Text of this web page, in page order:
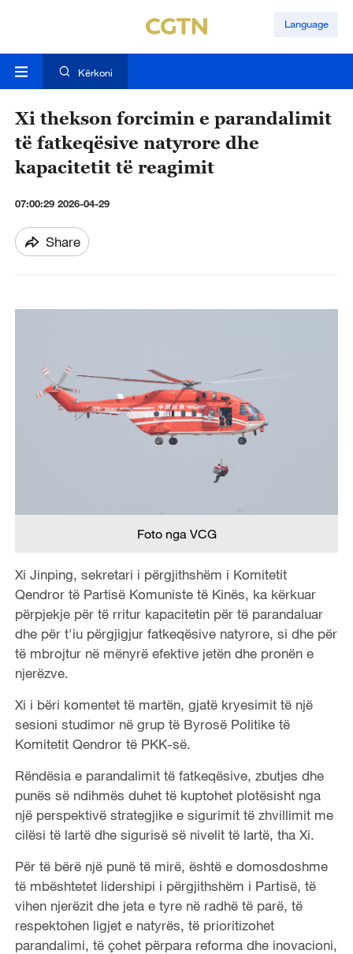
Language
Kërkoni
Xi thekson forcimin e parandalimit
të fatkeqësive natyrore dhe
kapacitetit të reagimit
07:00:29 2026-04-29
Share
Foto nga VCG
Xi Jinping, sekretari i përgjithshëm i Komitetit
Qendror të Partisë Komuniste të Kinës, ka kërkuar
përpjekje për të rritur kapacitetin për të parandaluar
dhe për t'iu përgjigjur fatkeqësive natyrore, si dhe për
të mbrojtur në mënyrë efektive jetën dhe pronën e
njerëzve.
Xi i bëri komentet të martën, gjatë kryesimit të një
sesioni studimor në grup të Byrosë Politike të
Komitetit Qendror të PKK-së.
Rëndësia e parandalimit të fatkeqësive, zbutjes dhe
punës së ndihmës duhet të kuptohet plotësisht nga
një perspektivë strategjike e sigurimit të zhvillimit me
cilësi të lartë dhe sigurisë së nivelit të lartë, tha Xi.
Për të bërë një punë të mirë, është e domosdoshme
të mbështetet lidershipi i përgjithshëm i Partisë, të
vihen njerëzit dhe jeta e tyre në radhë të parë, të
respektohen ligjet e natyrës, të prioritizohet
parandalimi, të çohet përpara reforma dhe inovacioni,